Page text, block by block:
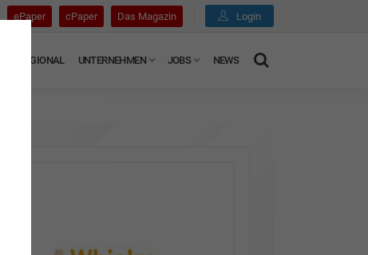
ePaper cPaper Das Magazin Login
REGIONAL UNTERNEHMEN JOBS NEWS